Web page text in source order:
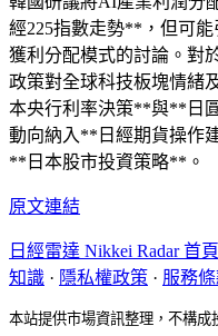
經225指數走勢**，但可
獲利分配模式的討論。對
政策對全球科技板塊情緒
本央行利率決策**與**日
動向納入**日經期貨操作
**日本股市投資策略**。
原文連結
日經雷達 Nikkei Radar 首頁
知識 · 隱私權政策 · 服務
本站提供市場資訊整理，不構成